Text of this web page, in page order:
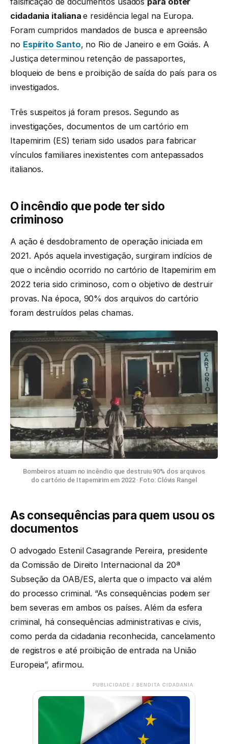
cidadania italianae residência legal na Europa.
Foram cumpridos mandados de busca e apreensão
no Espírito Santo, no Rio de Janeiro e em Goiás. A
Justiça determinou retenção de passaportes,
bloqueio de bens e proibição de saída do país para os
investigados.
Três suspeitos já foram presos. Segundo as
investigações, documentos de um cartório em
Itapemirim (ES) teriam sido usados para fabricar
vínculos familiares inexistentes com antepassados
italianos.
O incêndio que pode ter sido
criminoso
A ação é desdobramento de operação iniciada em
2021. Após aquela investigação, surgiram indícios de
que o incêndio ocorrido no cartório de Itapemirim em
2022 teria sido criminoso, com o objetivo de destruir
provas. Na época, 90% dos arquivos do cartório
foram destruídos pelas chamas.
Bombeiros atuam no incêndio que destruiu 90% dos arquivos
do cartório de Itapemirim em 2022 · Foto: Clóvis Rangel
As consequências para quem usou os
documentos
O advogado Estenil Casagrande Pereira, presidente
da Comissão de Direito Internacional da 20ª
Subseção da OAB/ES, alerta que o impacto vai além
do processo criminal. “As consequências podem ser
bem severas em ambos os países. Além da esfera
criminal, há consequências administrativas e civis,
como perda da cidadania reconhecida, cancelamento
de registros e até proibição de entrada na União
Europeia”, afirmou.
PUBLICIDADE / BENDITA CIDADANIA